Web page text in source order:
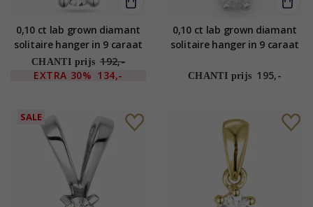
0,10 ct lab grown diamant
solitaire hanger in 9 caraat
witgoud 0,10 ct
CHANTI prijs 192,-
EXTRA 30% 134,-
0,10 ct lab grown diamant
solitaire hanger in 9 caraat
CHANTI prijs 195,-
SALE